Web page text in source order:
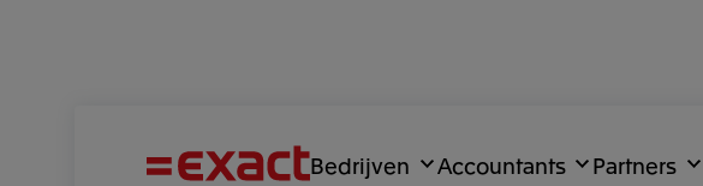
Bedrijven Accountants Partners